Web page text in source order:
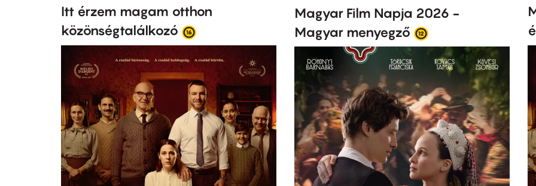
Itt érzem magam otthon
közönségtalálkozó
Magyar Film Napja 2026 -
Magyar menyegző